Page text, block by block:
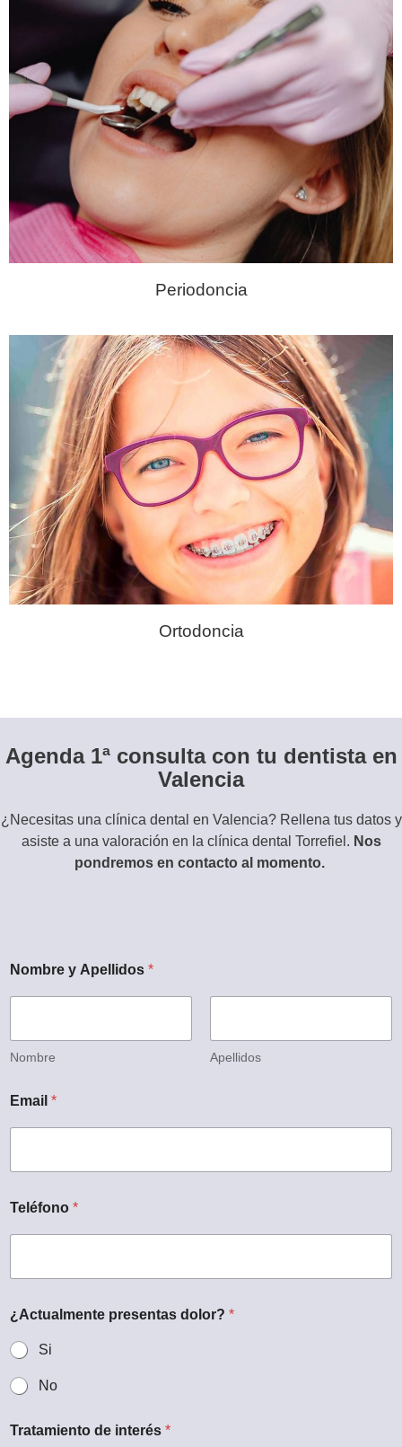
Periodoncia
Ortodoncia
Agenda 1ª consulta con tu dentista en
Valencia
¿Necesitas una clínica dental en Valencia? Rellena tus datos y
asiste a una valoración en la clínica dental Torrefiel. Nos
pondremos en contacto al momento.
Nombre y Apellidos *
Nombre Apellidos
Email *
Teléfono *
¿Actualmente presentas dolor? *
Si
No
Tratamiento de interés *